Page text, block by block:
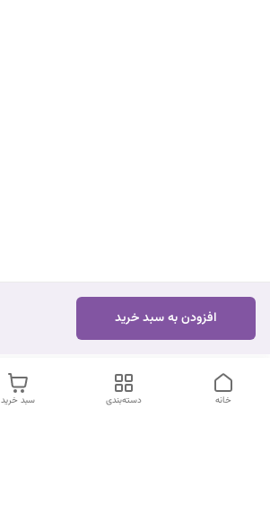
افزودن به سبد خرید
سبد خرید دسته‌بندی خانه